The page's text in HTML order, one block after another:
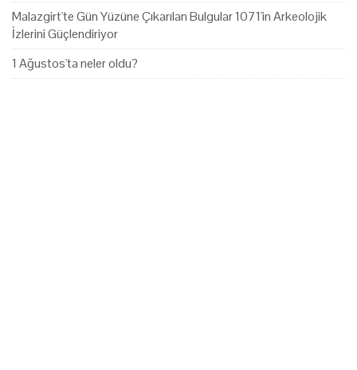
Malazgirt'te Gün Yüzüne Çıkarılan Bulgular 1071'in Arkeolojik
İzlerini Güçlendiriyor
1 Ağustos'ta neler oldu?